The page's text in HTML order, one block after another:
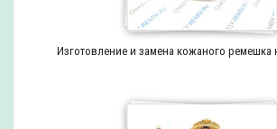
Изготовление и замена кожаного ремешка